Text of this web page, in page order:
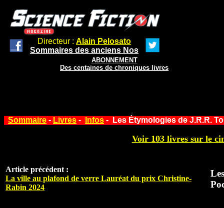
Directeur : Alain Pelosato
Sommaires des anciens Nos
ABONNEMENT
Des centaines de chroniques livres
Sommaire - Livres - Infos - Les Étymologies de J.R.R.
Voir 103 livres sur le
Article précédent :
La ville au plafond de verre Lauréat du prix Christine-
Rabin 2024